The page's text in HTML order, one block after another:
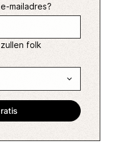
mailadres?
folk